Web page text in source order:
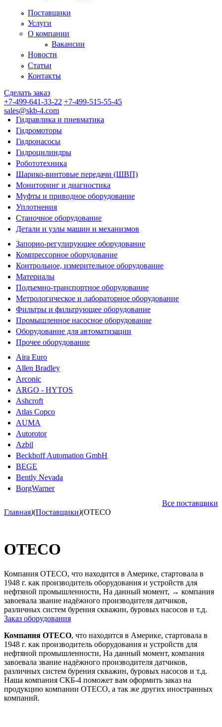
Поставщики
Услуги
О компании
Вакансии
Новости
Статьи
Контакты
Сделать заказ
+7-499-641-33-22 +7-499-515-55-45
sales@skb-4.com
Гидравлика и пневматика
Гидромоторы
Гидронасосы
Гидроцилиндры
Робототехника
Шарико-винтовые передачи (ШВП)
Мониторинг и диагностика
Муфты и приводное оборудование
Уплотнения
Станочное оборудование
Детали и узлы машин и механизмов
Запорно-регулирующее оборудование
Компрессорное оборудование
Контрольное, измерительное оборудование
Материалы
Подъемно-транспортное оборудование
Метрологическое и лабораторное оборудование
Фильтры и фильтрующее оборудование
Промышленное насосное оборудование
Оборудование для автоматизации
Прочее оборудование
Aira Euro
Allen Bradley
Arconic
ARGO - HYTOS
Ashcroft
Atlas Copco
AUMA
Autorotor
Azbil
Beckhoff Automation GmbH
BEGE
Bently Nevada
BorgWarner
Все поставщики
Главная)(Поставщики)(OTECO
OTECO
Компания OTECO, что находится в Америке, стартовала в
1948 г. как производитель оборудования и устройств для
нефтяной промышленности, На данный момент, → компания
завоевала звание надёжного производителя датчиков,
различных систем бурения скважин, буровых насосов и т.д.
Заказ оборудования
Компания OTECO, что находится в Америке, стартовала в
1948 г. как производитель оборудования и устройств для
нефтяной промышленности, На данный момент, компания
завоевала звание надёжного производителя датчиков,
различных систем бурения скважин, буровых насосов и т.д.
Наша компания СКБ-4 поможет вам оформить заказ на
продукцию компании OTECO, а так же других иностранных
компаний.